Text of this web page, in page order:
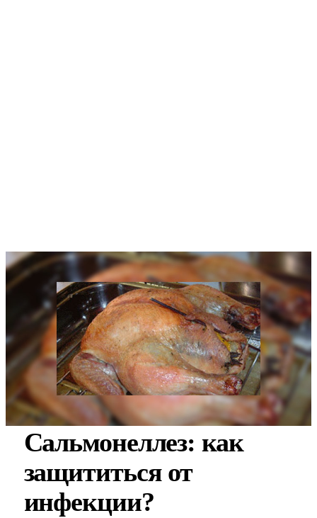
Сальмонеллез: как
защититься от
инфекции?